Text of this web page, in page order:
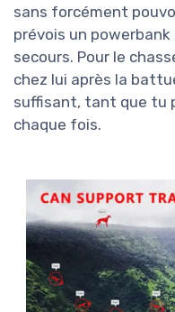
sans forcément
prévois un
secours. Pour le
chez lui après la
suffisant, tant que tu
chaque fois.